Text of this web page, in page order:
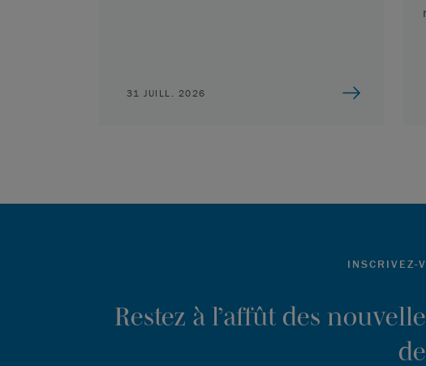
31 JUILL. 2026
INSCRIVEZ-
Restez à l’affût des